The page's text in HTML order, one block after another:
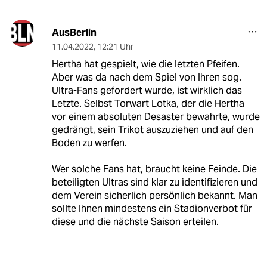
AusBerlin
11.04.2022, 12:21 Uhr
Hertha hat gespielt, wie die letzten Pfeifen.
Aber was da nach dem Spiel von Ihren sog.
Ultra-Fans gefordert wurde, ist wirklich das
Letzte. Selbst Torwart Lotka, der die Hertha
vor einem absoluten Desaster bewahrte, wurde
gedrängt, sein Trikot auszuziehen und auf den
Boden zu werfen.
Wer solche Fans hat, braucht keine Feinde. Die
beteiligten Ultras sind klar zu identifizieren und
dem Verein sicherlich persönlich bekannt. Man
sollte Ihnen mindestens ein Stadionverbot für
diese und die nächste Saison erteilen.